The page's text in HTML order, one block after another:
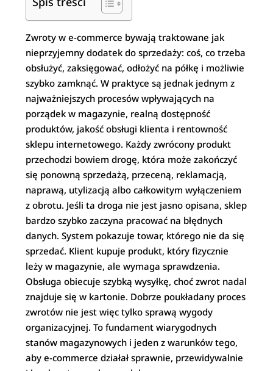
Zwroty w e-commerce bywają traktowane jak
nieprzyjemny dodatek do sprzedaży: coś, co trzeba
obsłużyć, zaksięgować, odłożyć na półkę i możliwie
szybko zamknąć. W praktyce są jednak jednym z
najważniejszych procesów wpływających na
porządek w magazynie, realną dostępność
produktów, jakość obsługi klienta i rentowność
sklepu internetowego. Każdy zwrócony produkt
przechodzi bowiem drogę, która może zakończyć
się ponowną sprzedażą, przeceną, reklamacją,
naprawą, utylizacją albo całkowitym wyłączeniem
z obrotu. Jeśli ta droga nie jest jasno opisana, sklep
bardzo szybko zaczyna pracować na błędnych
danych. System pokazuje towar, którego nie da się
sprzedać. Klient kupuje produkt, który fizycznie
leży w magazynie, ale wymaga sprawdzenia.
Obsługa obiecuje szybką wysyłkę, choć zwrot nadal
znajduje się w kartonie. Dobrze poukładany proces
zwrotów nie jest więc tylko sprawą wygody
organizacyjnej. To fundament wiarygodnych
stanów magazynowych i jeden z warunków tego,
aby e-commerce działał sprawnie, przewidywalnie